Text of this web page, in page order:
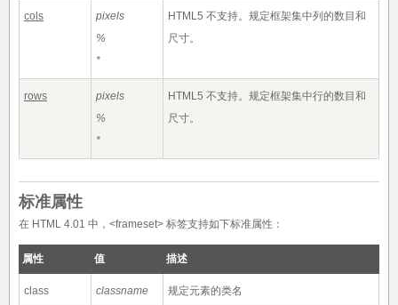
cols
pixels
%
*
HTML5 不支持。 规定框架集中列的数目和
尺寸。
rows
pixels
%
*
HTML5 不支持。 规定框架集中行的数目和
尺寸。
标准属性
在 HTML 4.01 中，<frameset> 标签支持如下标准属性：
属性 值 描述
class classname 规定元素的类名